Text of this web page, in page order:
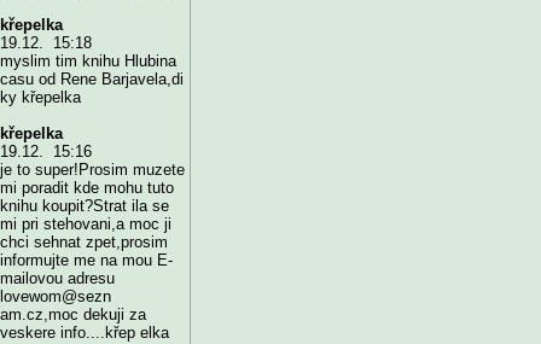
křepelka
19.12. 15:18
myslim tim knihu Hlubina
casu od Rene Barjavela,di
ky křepelka
křepelka
19.12. 15:16
je to super!Prosim muzete
mi poradit kde mohu tuto
knihu koupit?Strat ila se
mi pri stehovani,a moc ji
chci sehnat zpet,prosim
informujte me na mou E-
mailovou adresu
lovewom@sezn
am.cz,moc dekuji za
veskere info....křep elka